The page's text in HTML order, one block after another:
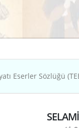
Eserler Sözlüğü